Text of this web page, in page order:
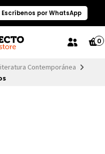
Escríbenos por WhatsApp
0
Contemporánea